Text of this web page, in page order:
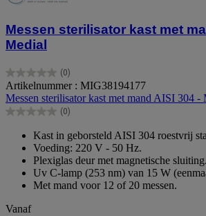
Messen sterilisator kast met
Medial
(0)
0.0
van
de
5
Artikelnummer : MIG38194177
Messen sterilisator kast met mand AISI 304 -
(0)
0.0
sterren.
Kast in geborsteld AISI 304 roestvrij
Voeding: 220 V - 50 Hz.
Plexiglas deur met magnetische sluiting.
Uv C-lamp (253 nm) van 15 W
Met mand voor 12 of 20 messen.
Vanaf